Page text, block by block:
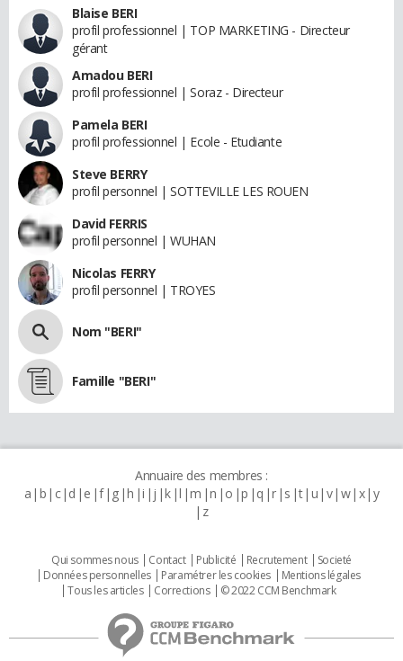
Blaise BERI
profil professionnel | TOP MARKETING - Directeur
gérant
Amadou BERI
profil professionnel | Soraz - Directeur
Pamela BERI
profil professionnel | Ecole - Etudiante
Steve BERRY
profil personnel | SOTTEVILLE LES ROUEN
David FERRIS
profil personnel | WUHAN
Nicolas FERRY
profil personnel | TROYES
Nom "BERI"
Famille "BERI"
Annuaire des membres :
a b c d e f g h i j k l m n o p q r s t u v w x y
z
Qui sommes nous Contact Publicité Recrutement
Societé
Données personnelles
Paramétrer les cookies
Mentions légales
Tous les articles
Corrections © 2022 CCM Benchmark